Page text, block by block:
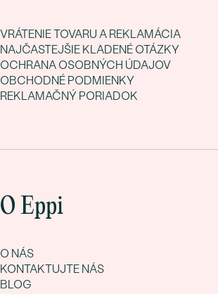
VRÁTENIE TOVARU A REKLAMÁCIA
NAJČASTEJŠIE KLADENÉ OTÁZKY
OCHRANA OSOBNÝCH ÚDAJOV
OBCHODNÉ PODMIENKY
REKLAMAČNÝ PORIADOK
O Eppi
O NÁS
KONTAKTUJTE NÁS
BLOG